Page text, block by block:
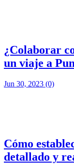
¿Colaborar
un viaje a
Jun 30, 2023 (0)
Cómo
detallado y